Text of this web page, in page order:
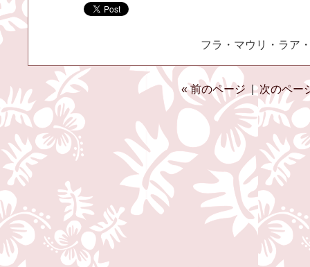
フラ・マウリ・ラア
« 前のページ |次のペー